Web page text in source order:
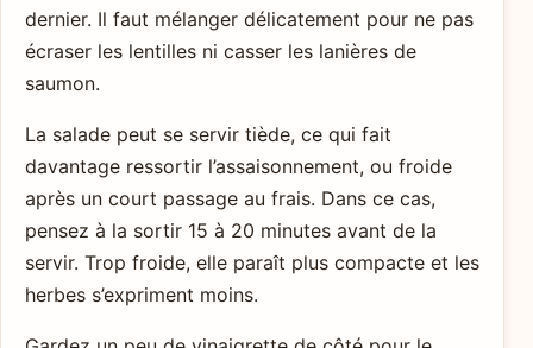
dernier. Il faut mélanger délicatement pour ne pas
écraser les lentilles ni casser les lanières de
saumon.
La salade peut se servir tiède, ce qui fait
davantage ressortir l’assaisonnement, ou froide
après un court passage au frais. Dans ce cas,
pensez à la sortir 15 à 20 minutes avant de la
servir. Trop froide, elle paraît plus compacte et les
herbes s’expriment moins.